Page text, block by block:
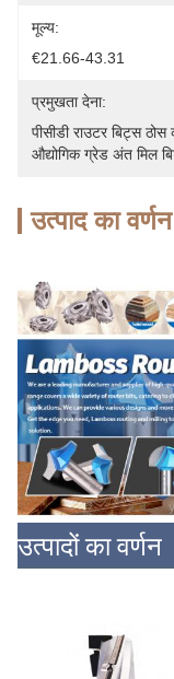
मूल्य:
€21.66-43.31
प्रमुखता देना:
पीसीडी राउटर बिट्स ठोस
औद्योगिक ग्रेड अंत मिल
उत्पाद का वर्णन
उत्पादों का वर्णन